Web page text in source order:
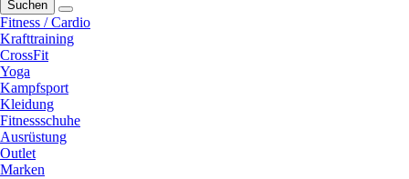
Suchen
Fitness / Cardio
Krafttraining
CrossFit
Yoga
Kampfsport
Kleidung
Fitnessschuhe
Ausrüstung
Outlet
Marken